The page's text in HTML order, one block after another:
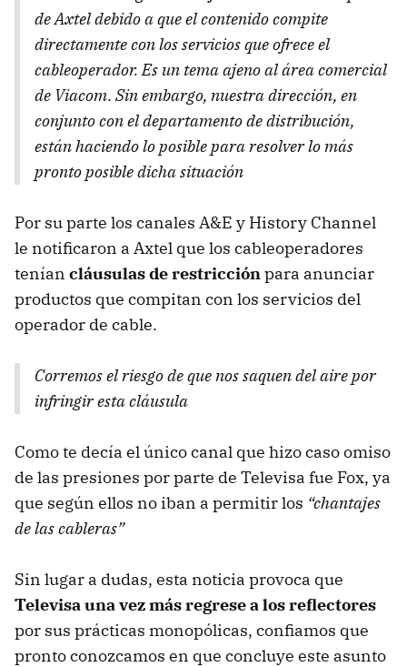
de Axtel debido a que el contenido compite
directamente con los servicios que ofrece el
cableoperador. Es un tema ajeno al área comercial
de Viacom. Sin embargo, nuestra dirección, en
conjunto con el departamento de distribución,
están haciendo lo posible para resolver lo más
pronto posible dicha situación
Por su parte los canales A&E y History Channel
le notificaron a Axtel que los cableoperadores
tenían cláusulas de restricciónpara anunciar
productos que compitan con los servicios del
operador de cable.
Corremos el riesgo de que nos saquen del aire por
infringir esta cláusula
Como te decía el único canal que hizo caso omiso
de las presiones por parte de Televisa fue Fox, ya
que según ellos no iban a permitir los “chantajes
de las cableras”
Sin lugar a dudas, esta noticia provoca que
Televisa una vez más regrese a los reflectores
por sus prácticas monopólicas, confiamos que
pronto conozcamos en que concluye este asunto